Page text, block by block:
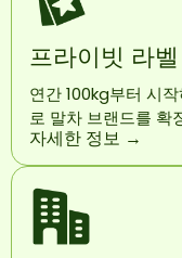
프라이빗 라
연간 100kg부터 시
로 말차 브랜드를 확
자세한 정보 →